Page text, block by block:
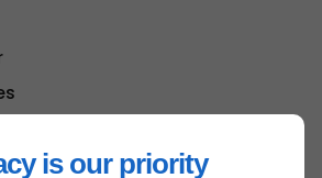
is our priority